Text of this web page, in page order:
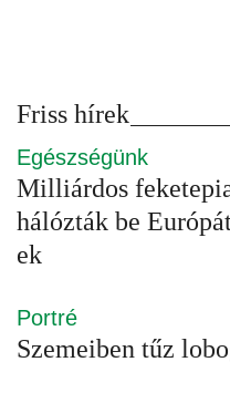
Friss hírek
Egészségünk
Milliárdos
hálózták be
ek
Portré
Szemeiben tűz